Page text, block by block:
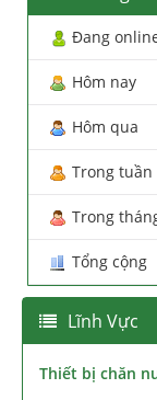
Đang
Hôm nay
Hôm qua
Trong tuần
Trong
Tổng cộng
Lĩnh Vực
Thiết bị chăn